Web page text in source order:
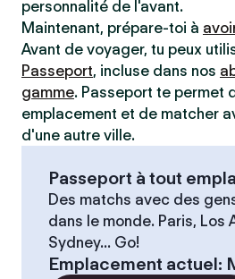
personnalité de l'avant.
Maintenant, prépare-toi à
Avant de voyager, tu peux
Passeport, incluse dans nos
gamme. Passeport te permet
emplacement et de matcher
d'une autre ville.
Passeport à tout
Des matchs avec des
dans le monde. Paris, Los
Sydney... Go!
Emplacement actuel: